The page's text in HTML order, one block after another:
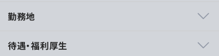
トナー」
勤務地
待遇・福利厚生